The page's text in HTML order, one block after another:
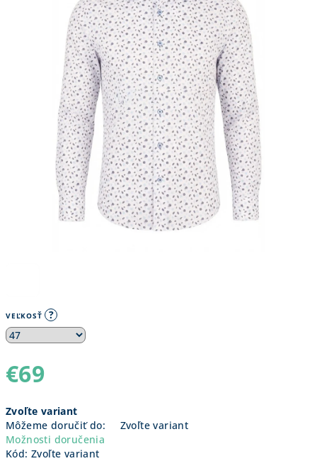
VEĽKOSŤ ?
€69
cena:
Zvoľte variant
Môžeme doručiť do:
Zvoľte variant
Možnosti doručenia
Kód: Zvoľte variant